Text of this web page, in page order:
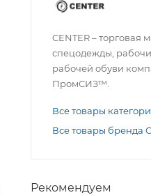
CENTER – торговая
спецодежды,
рабочей обуви
ПромСИЗ™.
Все товары
Все товары бренда
Рекомендуем